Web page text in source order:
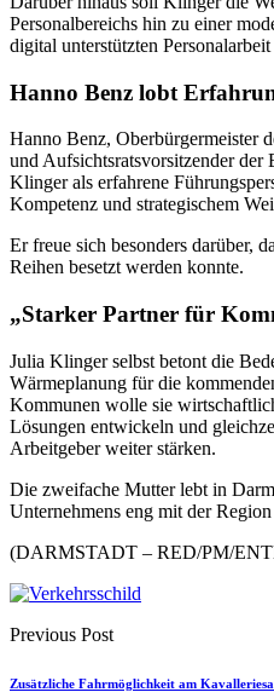
Personalbereichs hin zu einer
digital unterstützten
Hanno Benz lobt
Hanno Benz, Oberbürgermeister
und Aufsichtsratsvorsitzender
Klinger als erfahrene
Kompetenz und strategischem
Er freue sich besonders darüber,
Reihen besetzt werden konnte.
„Starker Partner für
Julia Klinger selbst betont die
Wärmeplanung für die
Kommunen wolle sie
Lösungen entwickeln und
Arbeitgeber weiter stärken.
Die zweifache Mutter lebt in
Unternehmens eng mit der
(DARMSTADT – RED/PM/
Previous Post
Zusätzliche Fahrmöglichkeit am